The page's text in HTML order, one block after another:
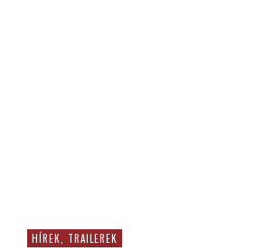
HÍREK, TRAILEREK